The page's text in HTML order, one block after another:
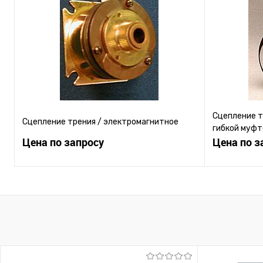
Купить в 1 клик
К сравнению
В избранное
Под заказ
Купить в 1
В
Сцепление трения / электромагнитное
Цена по запросу
Сцепление
гибкой
Цена по